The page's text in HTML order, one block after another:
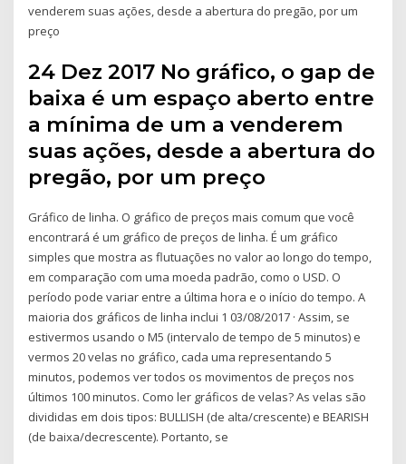
venderem suas ações, desde a abertura do pregão, por um
preço
24 Dez 2017 No gráfico, o gap de
baixa é um espaço aberto entre
a mínima de um a venderem
suas ações, desde a abertura do
pregão, por um preço
Gráfico de linha. O gráfico de preços mais comum que você
encontrará é um gráfico de preços de linha. É um gráfico
simples que mostra as flutuações no valor ao longo do tempo,
em comparação com uma moeda padrão, como o USD. O
período pode variar entre a última hora e o início do tempo. A
maioria dos gráficos de linha inclui 1 03/08/2017 · Assim, se
estivermos usando o M5 (intervalo de tempo de 5 minutos) e
vermos 20 velas no gráfico, cada uma representando 5
minutos, podemos ver todos os movimentos de preços nos
últimos 100 minutos. Como ler gráficos de velas? As velas são
divididas em dois tipos: BULLISH (de alta/crescente) e BEARISH
(de baixa/decrescente). Portanto, se